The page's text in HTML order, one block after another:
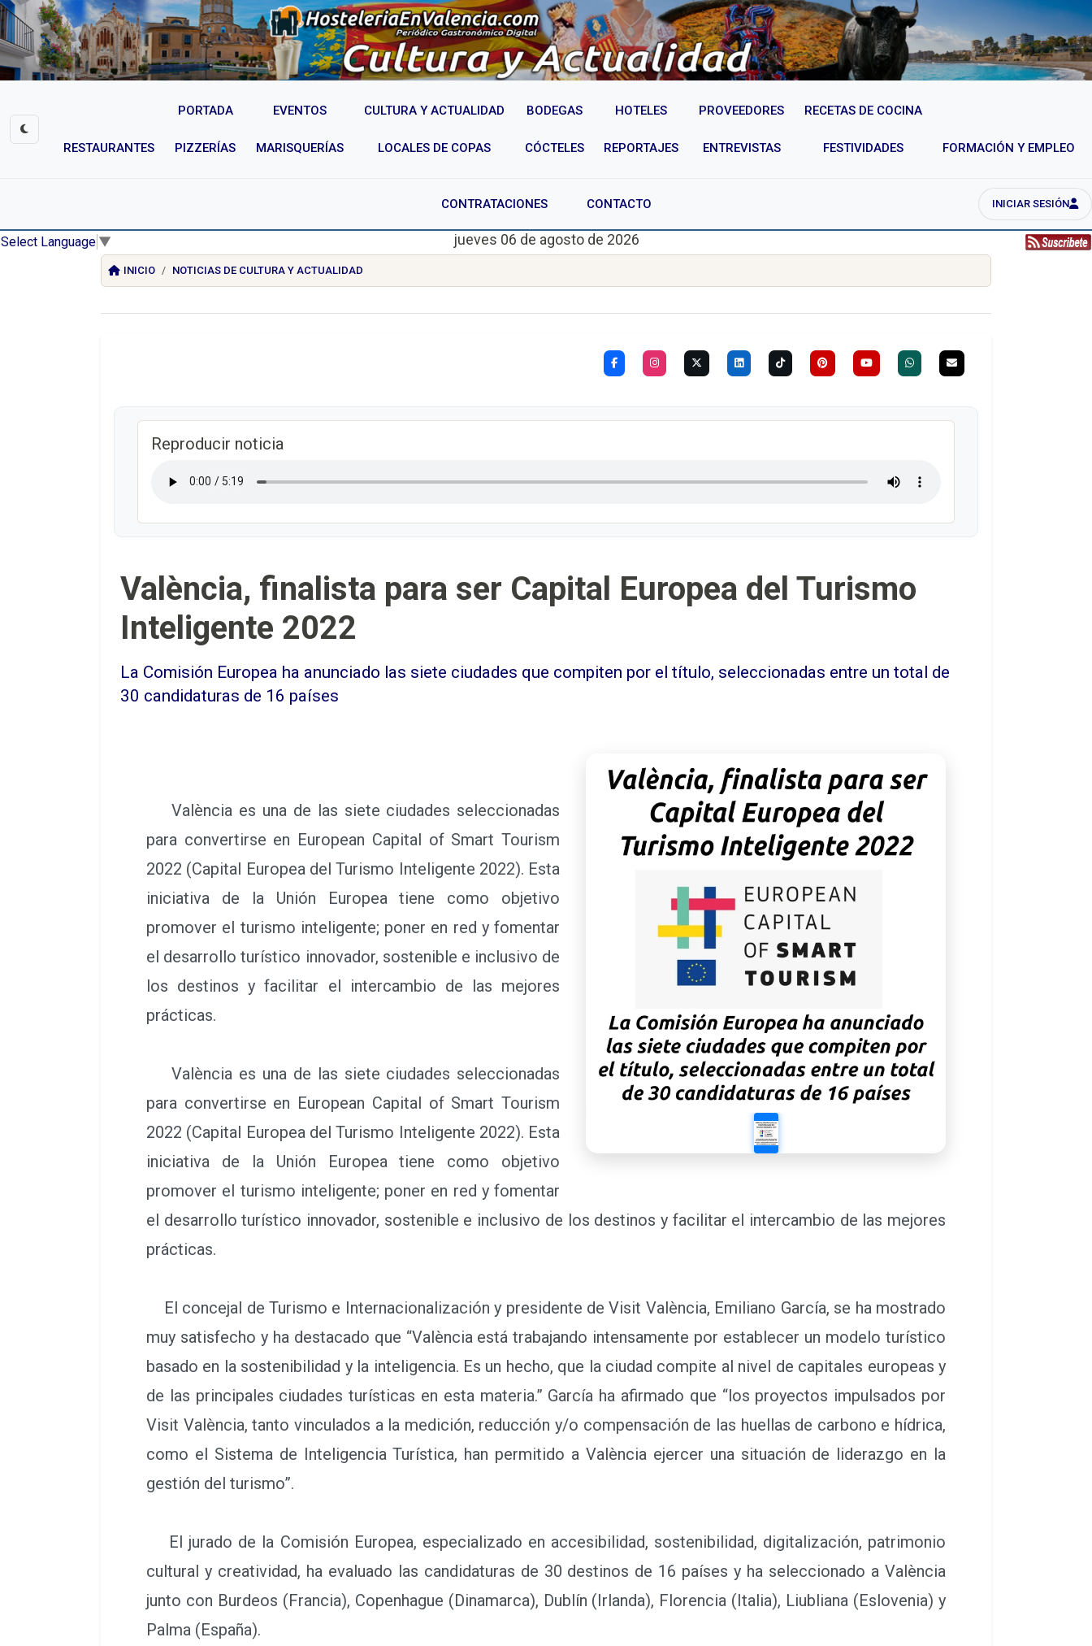
PORTADA EVENTOS CULTURA Y ACTUALIDAD BODEGAS HOTELES PROVEEDORES RECETAS DE COCINA
RESTAURANTES PIZZERÍAS MARISQUERÍAS LOCALES DE COPAS CÓCTELES REPORTAJES ENTREVISTAS FESTIVIDADES FORMACIÓN Y EMPLEO
CONTRATACIONES CONTACTO INICIAR SESIÓN
Select Language ▼ jueves 06 de agosto de 2026
INICIO NOTICIAS DE CULTURA Y ACTUALIDAD
Reproducir noticia
València, finalista para ser Capital Europea del Turismo
Inteligente 2022
La Comisión Europea ha anunciado las siete ciudades que compiten por el título, seleccionadas entre un total de
30 candidaturas de 16 países
València es una de las siete ciudades seleccionadas
para convertirse en European Capital of Smart Tourism
2022 (Capital Europea del Turismo Inteligente 2022). Esta
iniciativa de la Unión Europea tiene como objetivo
promover el turismo inteligente; poner en red y fomentar
el desarrollo turístico innovador, sostenible e inclusivo de
los destinos y facilitar el intercambio de las mejores
prácticas.
València es una de las siete ciudades seleccionadas
para convertirse en European Capital of Smart Tourism
2022 (Capital Europea del Turismo Inteligente 2022). Esta
iniciativa de la Unión Europea tiene como objetivo
promover el turismo inteligente; poner en red y fomentar
el desarrollo turístico innovador, sostenible e inclusivo de los destinos y facilitar el intercambio de las mejores
prácticas.
El concejal de Turismo e Internacionalización y presidente de Visit València, Emiliano García, se ha mostrado
muy satisfecho y ha destacado que “València está trabajando intensamente por establecer un modelo turístico
basado en la sostenibilidad y la inteligencia. Es un hecho, que la ciudad compite al nivel de capitales europeas y
de las principales ciudades turísticas en esta materia.” García ha afirmado que “los proyectos impulsados por
Visit València, tanto vinculados a la medición, reducción y/o compensación de las huellas de carbono e hídrica,
como el Sistema de Inteligencia Turística, han permitido a València ejercer una situación de liderazgo en la
gestión del turismo”.
El jurado de la Comisión Europea, especializado en accesibilidad, sostenibilidad, digitalización, patrimonio
cultural y creatividad, ha evaluado las candidaturas de 30 destinos de 16 países y ha seleccionado a València
junto con Burdeos (Francia), Copenhague (Dinamarca), Dublín (Irlanda), Florencia (Italia), Liubliana (Eslovenia) y
Palma (España).